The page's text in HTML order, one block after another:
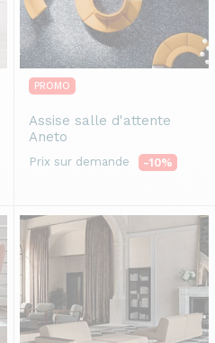
PROMO
Assise salle d'attente
Aneto
Prix sur demande -10%